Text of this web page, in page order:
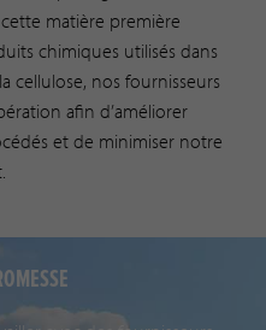
matière première
chimiques utilisés dans
cellulose, nos fournisseurs
afin d’améliorer
et de minimiser notre